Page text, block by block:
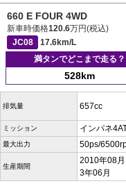
660 E FOUR 4WD
新車時価格120.6万円(税込)
JC08
17.6km/L
満タンでどこまで走る？
528km
排気量 657cc
ミッション インパネ
最大出力 50ps/
生産期間
2010年08
3年06月